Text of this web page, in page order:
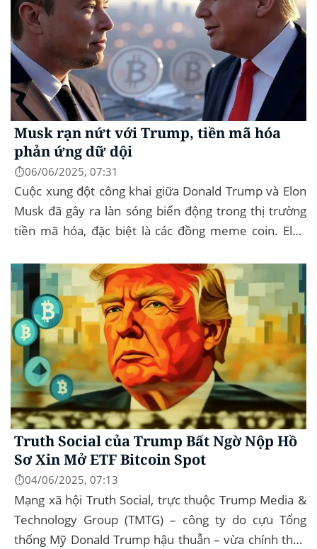
Musk rạn nứt với Trump, tiền mã hóa
phản ứng dữ dội
⏱️06/06/2025, 07:31
Cuộc xung đột công khai giữa Donald Trump và Elon
Musk đã gây ra làn sóng biến động trong thị trường
tiền mã hóa, đặc biệt là các đồng meme coin. Elon
Government...
Truth Social của Trump Bất Ngờ Nộp Hồ
Sơ Xin Mở ETF Bitcoin Spot
⏱️04/06/2025, 07:13
Mạng xã hội Truth Social, trực thuộc Trump Media &
Technology Group (TMTG) – công ty do cựu Tổng
thống Mỹ Donald Trump hậu thuẫn – vừa chính thức